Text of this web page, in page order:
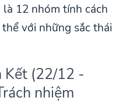
12 nhóm tính cách
với những sắc thái
Kết (22/12 -
nhiệm